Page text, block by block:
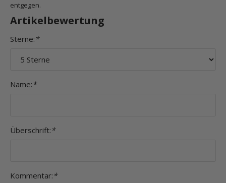
entgegen.
Artikelbewertung
Sterne: *
Name: *
Überschrift: *
Kommentar: *